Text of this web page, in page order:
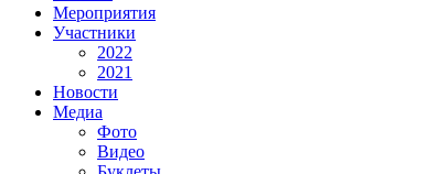
Мероприятия
Участники
2022
2021
Новости
Медиа
Фото
Видео